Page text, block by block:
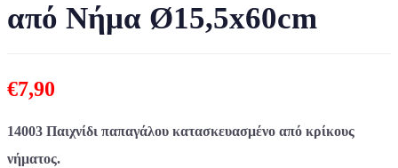
από Νήμα Ø15,5x60cm
€7,90
14003 Παιχνίδι παπαγάλου κατασκευασμένο από κρίκους
νήματος.